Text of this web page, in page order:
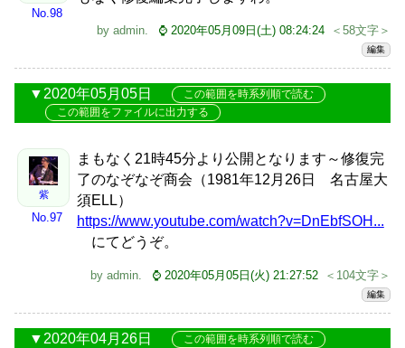
No.98
by admin. ⌚ 2020年05月09日(土) 08:24:24 ＜58文字＞
編集
2020年05月05日
この範囲を時系列順で読む
この範囲をファイルに出力する
紫
No.97
まもなく21時45分より公開となります～修復完
了のなぞなぞ商会（1981年12月26日 名古屋大
須ELL）
https://www.youtube.com/watch?v=DnEbfSOH...
にてどうぞ。
by admin. ⌚ 2020年05月05日(火) 21:27:52 ＜104文字＞
編集
2020年04月26日
この範囲を時系列順で読む